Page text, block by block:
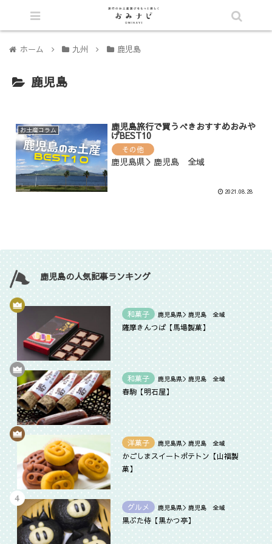
ホーム 九州 鹿児島
鹿児島
お土産コラム 鹿児島旅行で買うべきおすすめおみや
げBEST10
その他
鹿児島県＞鹿児島 全域
2021.08.28
鹿児島の人気記事ランキング
和菓子 鹿児島県＞鹿児島 全域
薩摩きんつば【馬場製菓】
和菓子 鹿児島県＞鹿児島 全域
春駒【明石屋】
洋菓子 鹿児島県＞鹿児島 全域
かごしまスイートポテトン【山福製
菓】
グルメ 鹿児島県＞鹿児島 全域
黒ぶた侍【黒かつ亭】
シェア